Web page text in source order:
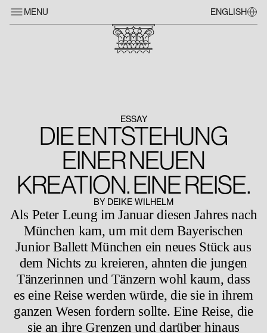
MENU ENGLISH
ESSAY
DIE ENTSTEHUNG
EINER NEUEN
KREATION. EINE REISE.
BY DEIKE WILHELM
Als Peter Leung im Januar diesen Jahres nach
München kam, um mit dem Bayerischen
Junior Ballett München ein neues Stück aus
dem Nichts zu kreieren, ahnten die jungen
Tänzerinnen und Tänzern wohl kaum, dass
es eine Reise werden würde, die sie in ihrem
ganzen Wesen fordern sollte. Eine Reise, die
sie an ihre Grenzen und darüber hinaus